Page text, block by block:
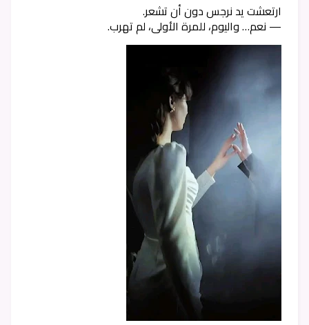
ارتعشت يد نرجس دون أن تشعر.
— نعم… واليوم، للمرة الأولى، لم تهرب.